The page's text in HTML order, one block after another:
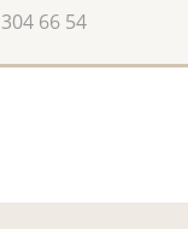
66 54